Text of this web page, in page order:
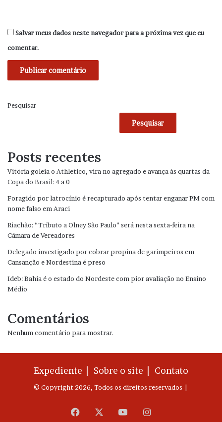
Salvar meus dados neste navegador para a próxima vez que eu
comentar.
Pesquisar
Pesquisar
Posts recentes
Vitória goleia o Athletico, vira no agregado e avança às quartas da
Copa do Brasil: 4 a 0
Foragido por latrocínio é recapturado após tentar enganar PM com
nome falso em Araci
Riachão: “Tributo a Olney São Paulo” será nesta sexta-feira na
Câmara de Vereadores
Delegado investigado por cobrar propina de garimpeiros em
Cansanção e Nordestina é preso
Ideb: Bahia é o estado do Nordeste com pior avaliação no Ensino
Médio
Comentários
Nenhum comentário para mostrar.
Expediente | Sobre o site | Contato
© Copyright 2026, Todos os direitos reservados |
Facebook YouTubeInstagram